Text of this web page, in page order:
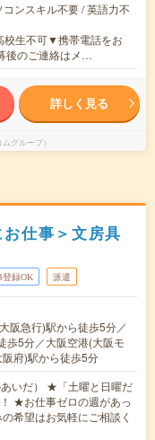
ンスキル不要 / 英語力不
生不可▼携帯電話をお
後のご連絡はメ…
詳しく見る
グループ）
仕事＞文房具
登録OK 派遣
阪急行)駅から徒歩5分／
歩5分／大阪空港(大阪モ
府)駅から徒歩5分
いだ） ★「土曜と日曜だ
★お仕事ゼロの週があっ
希望はお気軽にご相談く